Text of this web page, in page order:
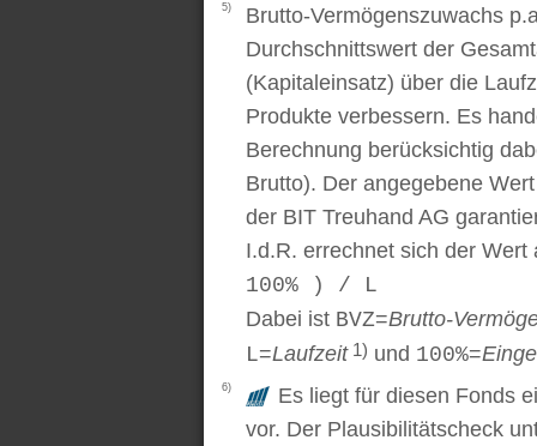
5)
Brutto-Vermögenszuwachs
Durchschnittswert der
(Kapitaleinsatz) über die
Produkte verbessern. Es
Berechnung berücksichtig
Brutto). Der angegebene
der BIT Treuhand AG
I.d.R. errechnet sich der
100% ) / L
Dabei ist BVZ=Brutto-
L=Laufzeit1) und 100%=
6)
Es liegt für diesen Fonds
vor. Der Plausibilitätscheck